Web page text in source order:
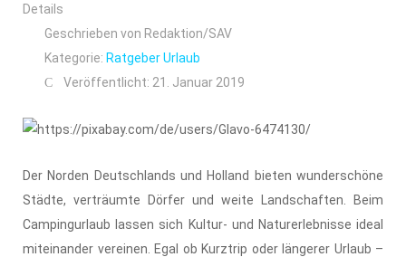
Details
Geschrieben von Redaktion/SAV
Kategorie: Ratgeber Urlaub
Veröffentlicht: 21. Januar 2019
Der Norden Deutschlands und Holland bieten wunderschöne
Städte, verträumte Dörfer und weite Landschaften. Beim
Campingurlaub lassen sich Kultur- und Naturerlebnisse ideal
miteinander vereinen. Egal ob Kurztrip oder längerer Urlaub –